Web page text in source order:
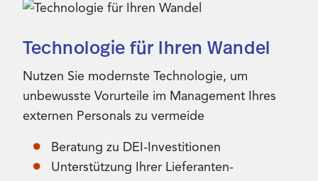
Technologie für Ihren Wandel
Nutzen Sie modernste Technologie, um
unbewusste Vorurteile im Management Ihres
externen Personals zu vermeide
Beratung zu DEI-Investitionen
Unterstützung Ihrer Lieferanten-